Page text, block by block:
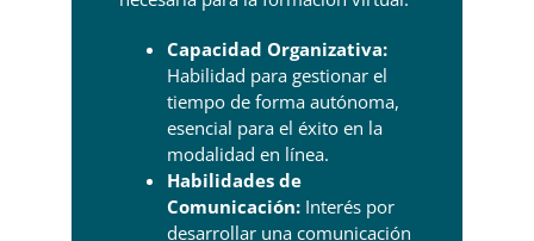
Capacidad Organizativa:
Habilidad para gestionar el
tiempo de forma autónoma,
esencial para el éxito en la
modalidad en línea.
Habilidades de
Comunicación:Interés por
desarrollar una comunicación